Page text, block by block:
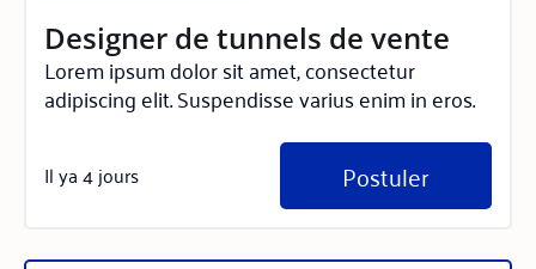
Designer de tunnels de vente
Lorem ipsum dolor sit amet, consectetur
adipiscing elit. Suspendisse varius enim in eros.
Il ya 4 jours Postuler